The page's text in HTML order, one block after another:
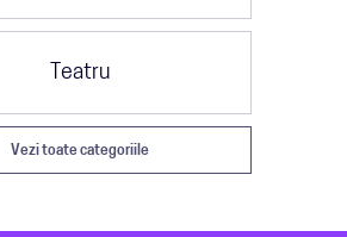
Teatru
Vezi toate categoriile